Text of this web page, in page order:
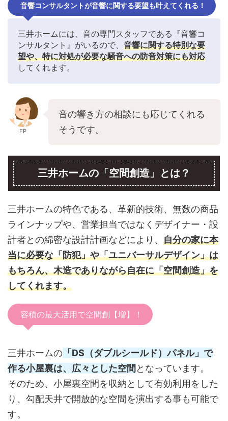
音響コンサルタントが音響に関する要望も叶えてくれる！
三井ホームには、音の専門スタッフである『音響コ
ンサルタント』がいるので、 音響に関する特別な要
望や、特に対処が必要な騒音への防音対策にも対応
してくれます。
FP
音の響き方の相談にも応じてくれる
そうです。
三井ホームの「空間創造」とは？
三井ホームの特色である、革新的技術、無数の商品
ラインナップや、営業担当ではなくデザイナー・設
計者との綿密な設計計画などにより、 自分の家に本
当に必要な「防犯」や「ユニバーサルデザイン」は
もちろん、木造でありながら自在に「空間創造」を
してくれます。
容積の最大活用で空間創【増】！
三井ホームの 「DS（ダブルシールド）パネル」で
作る小屋裏は、広々とした空間 となっています。
そのため、小屋裏空間を収納として有効利用をした
り、勾配天井で開放的な空間を演出する事も可能で
す。